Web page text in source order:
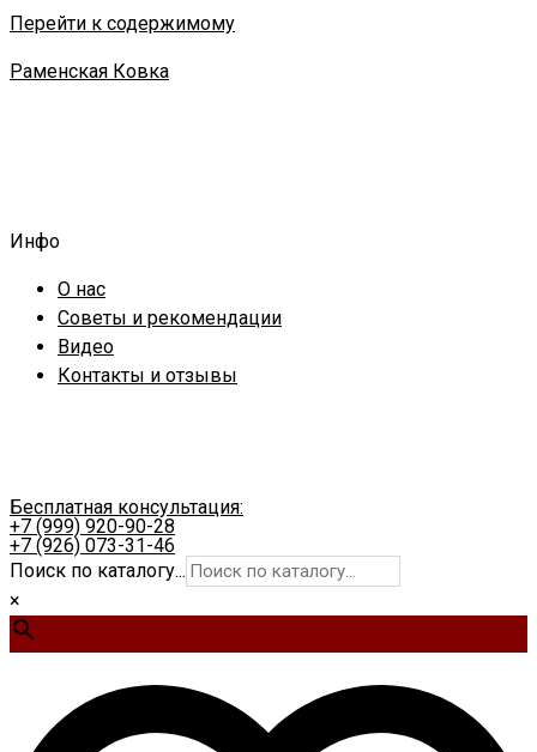
Перейти к содержимому
Раменская Ковка
Инфо
О нас
Советы и рекомендации
Видео
Контакты и отзывы
Бесплатная консультация:
+7 (999) 920-90-28
+7 (926) 073-31-46
Поиск по каталогу...
×